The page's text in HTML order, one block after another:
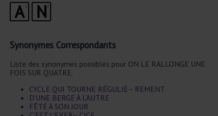
1
A 2
N
Synonymes Correspondants
Liste des synonymes possibles pour ON LE RALLONGE UNE
FOIS SUR QUATRE.
CYCLE QUI TOURNE RÉGULIÈ– REMENT
D'UNE BERGE À L'AUTRE
FÊTÉ À SON JOUR